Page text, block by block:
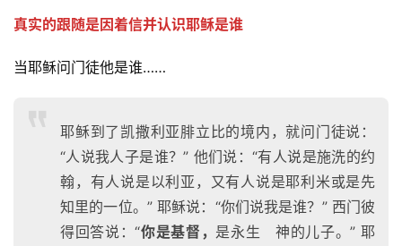
真实的跟随是因着信并认识耶稣是谁
当耶稣问门徒他是谁……
耶稣到了凯撒利亚腓立比的境内，就问门徒说：
“人说我人子是谁？” 他们说：“有人说是施洗的约
翰，有人说是以利亚，又有人说是耶利米或是先
知里的一位。” 耶稣说：“你们说我是谁？” 西门彼
得回答说：“你是基督， 是永生 神的儿子。” 耶